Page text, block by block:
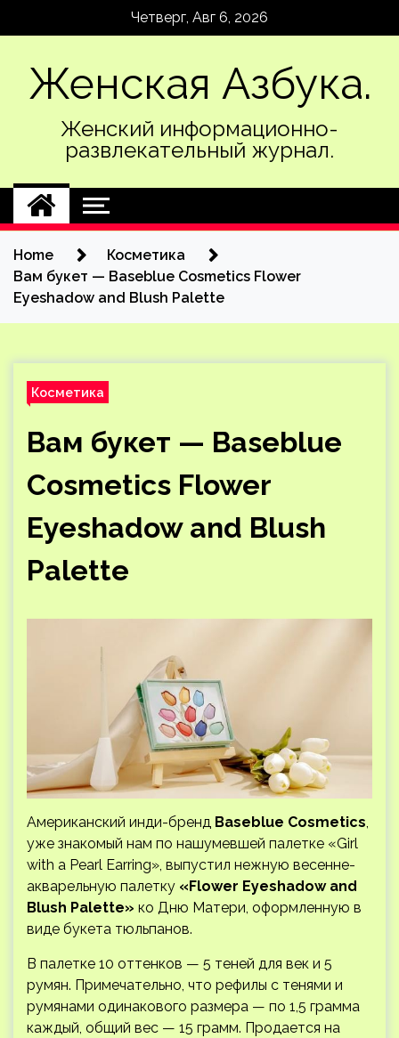
Четверг, Авг 6, 2026
Женская Азбука.
Женский информационно-
развлекательный журнал.
Home
Косметика
Вам букет — Baseblue Cosmetics Flower
Eyeshadow and Blush Palette
Косметика
Вам букет — Baseblue
Cosmetics Flower
Eyeshadow and Blush
Palette
Американский инди-бренд Baseblue Cosmetics,
уже знакомый нам по нашумевшей палетке «Girl
with a Pearl Earring», выпустил нежную весенне-
акварельную палетку «Flower Eyeshadow and
Blush Palette» ко Дню Матери, оформленную в
виде букета тюльпанов.
В палетке 10 оттенков — 5 теней для век и 5
румян. Примечательно, что рефилы с тенями и
румянами одинакового размера — по 1,5 грамма
каждый, общий вес — 15 грамм. Продается на